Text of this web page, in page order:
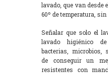
lavado, que van desde
60º de temperatura,
Señalar que solo el
lavado higiénico
bacterias, microbios,
de conseguir un
resistentes con